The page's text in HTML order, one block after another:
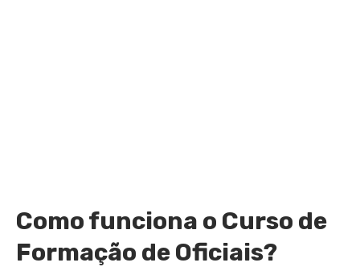
Como funciona o Curso de
Formação de Oficiais?